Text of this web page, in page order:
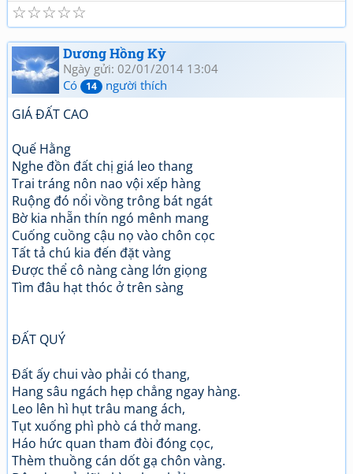
☆
☆
☆
☆
☆
Dương Hồng Kỳ
Ngày gửi: 02/01/2014 13:04
Có
14 người thích
GIÁ ĐẤT CAO
Quế Hằng
Nghe đồn đất chị giá leo thang
Trai tráng nôn nao vội xếp hàng
Ruộng đó nổi vồng trông bát ngát
Bờ kia nhẵn thín ngó mênh mang
Cuống cuồng cậu nọ vào chôn cọc
Tất tả chú kia đến đặt vàng
Được thể cô nàng càng lớn giọng
Tìm đâu hạt thóc ở trên sàng
ĐẤT QUÝ
Đất ấy chui vào phải có thang,
Hang sâu ngách hẹp chẳng ngay hàng.
Leo lên hì hụt trâu mang ách,
Tụt xuống phì phò cá thở mang.
Háo hức quan tham đòi đóng cọc,
Thèm thuồng cán dốt gạ chôn vàng.